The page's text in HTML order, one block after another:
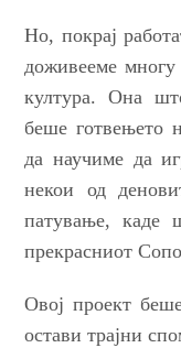
Но, покрај
доживееме многу
култура. Она
бешеготвењето
да научиме да
некои од
патување, каде
прекрасниот
Овој проект
остави трајни